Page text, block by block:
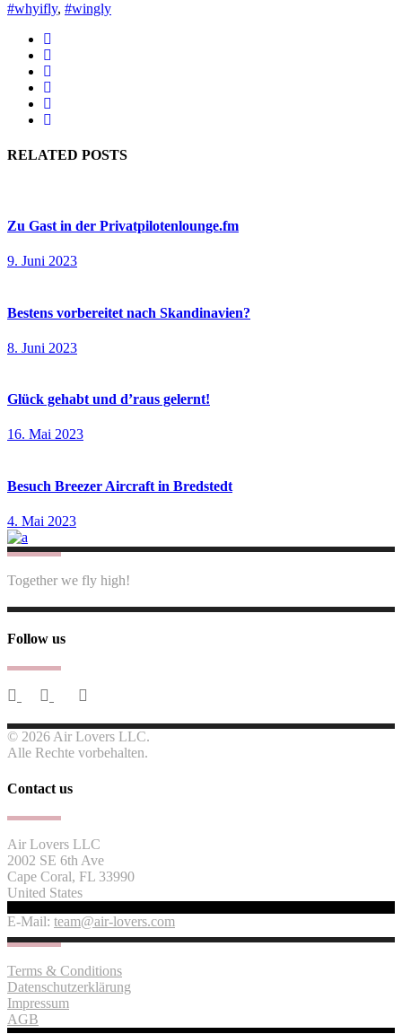
#whyifly, #wingly
RELATED POSTS
Zu Gast in der Privatpilotenlounge.fm
9. Juni 2023
Bestens vorbereitet nach Skandinavien?
8. Juni 2023
Glück gehabt und d’raus gelernt!
16. Mai 2023
Besuch Breezer Aircraft in Bredstedt
4. Mai 2023
Together we fly high!
Follow us
© 2026 Air Lovers LLC.
Alle Rechte vorbehalten.
Contact us
Air Lovers LLC
2002 SE 6th Ave
Cape Coral, FL 33990
United States
E-Mail: team@air-lovers.com
Terms & Conditions
Datenschutzerklärung
Impressum
AGB